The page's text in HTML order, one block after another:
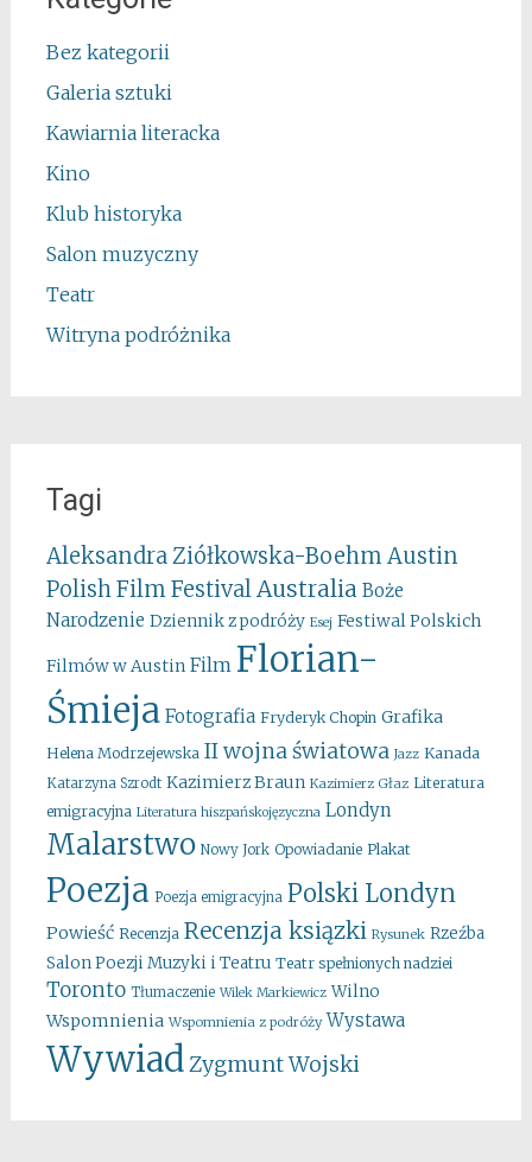
Bez kategorii
Galeria sztuki
Kawiarnia literacka
Kino
Klub historyka
Salon muzyczny
Teatr
Witryna podróżnika
Tagi
Aleksandra Ziółkowska-Boehm Austin
Polish Film FestivalAustralia Boże
Narodzenie Dziennik z podróży Esej Festiwal Polskich
Filmów w Austin Film Florian-
Śmieja Fotografia Fryderyk Chopin Grafika
Helena Modrzejewska II wojna światowa Jazz Kanada
Katarzyna Szrodt Kazimierz Braun Kazimierz Głaz Literatura
emigracyjna Literatura hiszpańskojęzyczna Londyn
Malarstwo Nowy Jork Opowiadanie Plakat
Poezja Poezja emigracyjna Polski Londyn
Powieść Recenzja Recenzja ksiązki Rysunek Rzeźba
Salon Poezji Muzyki i Teatru Teatr spełnionych nadziei
Toronto Tłumaczenie Wilek Markiewicz Wilno
Wspomnienia Wspomnienia z podróży Wystawa
WywiadZygmunt Wojski